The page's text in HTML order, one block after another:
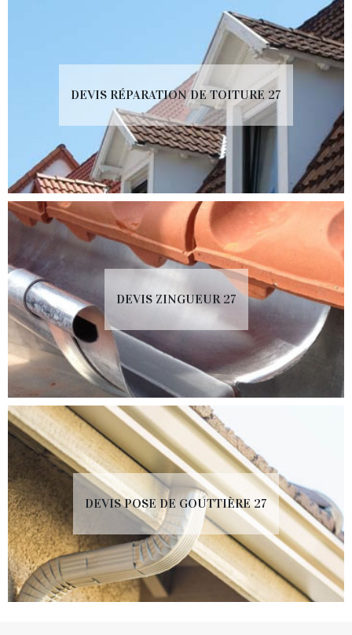
DEVIS RÉPARATION DE TOITURE 27
DEVIS ZINGUEUR 27
DEVIS POSE DE GOUTTIÈRE 27